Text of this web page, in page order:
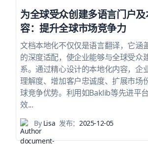
为全球受众创建多语言门户
容：提升全球市场竞争力
文档本地化不仅仅是语言翻译，它涵
的深度适配，使企业能够与全球受众
系。通过精心设计的本地化内容，企
理解度、增加客户忠诚度、扩展市场
球竞争优势。利用如Baklib等先进平
效...
ByLisa 发布： 2025-12-05